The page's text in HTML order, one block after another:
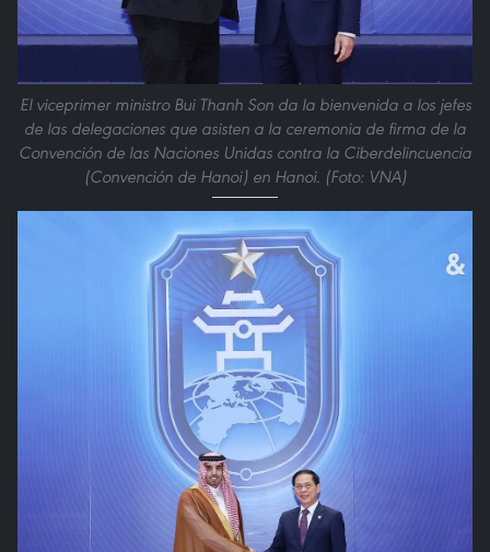
El viceprimer ministro Bui Thanh Son da la bienvenida a los jefes
de las delegaciones que asisten a la ceremonia de firma de la
Convención de las Naciones Unidas contra la Ciberdelincuencia
(Convención de Hanoi) en Hanoi. (Foto: VNA)